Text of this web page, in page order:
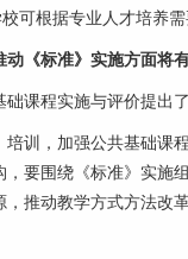
可根据专业人才培养
《标准》实施方面将
程实施与评价提出了
，加强公共基础课程
要围绕《标准》实施
推动教学方式方法改